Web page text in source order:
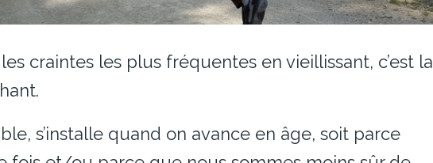
craintes les plus fréquentes en vieillissant, c’est la
s’installe quand on avance en âge, soit parce